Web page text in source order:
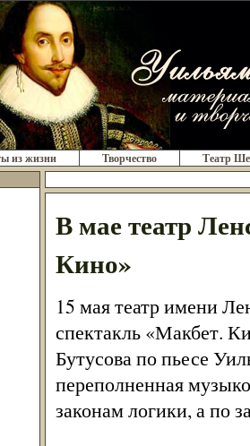
из жизни Творчество
Театр
В мае театр
Кино»
15 мая театр имени
спектакль «Макбет.
Бутусова по пьесе
переполненная
законам логики, а по